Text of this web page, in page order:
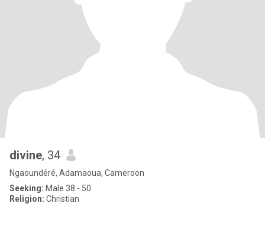
divine, 34
Ngaoundéré, Adamaoua, Cameroon
Seeking: Male 38 - 50
Religion: Christian